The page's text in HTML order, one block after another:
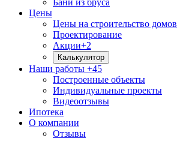
Бани из бруса
Цены
Цены на строительство домов
Проектирование
Акции+2
Калькулятор
Наши работы +45
Построенные объекты
Индивидуальные проекты
Видеоотзывы
Ипотека
О компании
Отзывы